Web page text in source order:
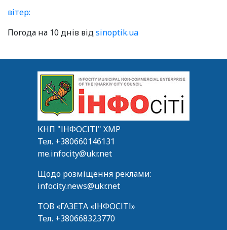
вітер:
Погода на 10 днів відsinoptik.ua
КНП "ІНФОСІТІ" ХМР
Тел. +380660146131
me.infocity@ukr.net
Щодо розміщення реклами:
infocity.news@ukr.net
ТОВ «ГАЗЕТА «ІНФОСІТІ»
Тел. +380668323770